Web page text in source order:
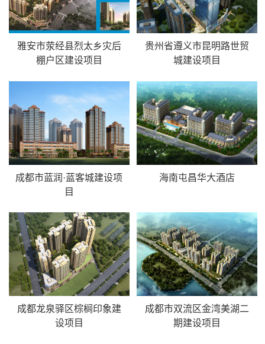
雅安市荥经县烈太乡灾后
棚户区建设项目
贵州省遵义市昆明路世贸
城建设项目
成都市蓝润·蓝客城建设项
目
海南屯昌华大酒店
成都龙泉驿区棕榈印象建
设项目
成都市双流区金湾美湖二
期建设项目